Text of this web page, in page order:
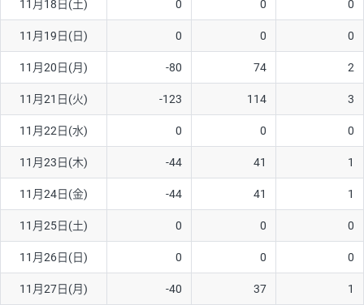
ソ/円は10万通貨単位。
11月18日(土) 0 0 0
11月19日(日) 0 0 0
11月20日(月) -80 74 2
11月21日(火) -123 114 3
11月22日(水) 0 0 0
11月23日(木) -44 41 1
11月24日(金) -44 41 1
11月25日(土) 0 0 0
11月26日(日) 0 0 0
11月27日(月) -40 37 1